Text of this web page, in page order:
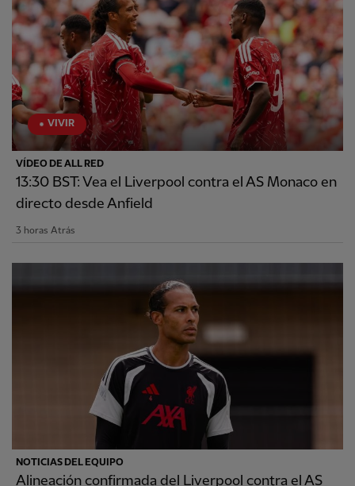
VIVIR
VÍDEO DE ALL RED
13:30 BST: Vea el Liverpool contra el AS Monaco en
directo desde Anfield
3 horas Atrás
NOTICIAS DEL EQUIPO
Alineación confirmada del Liverpool contra el AS